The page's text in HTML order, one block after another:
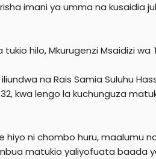
imani ya umma na kusaidia
tukio hilo, Mkurugenzi Msaidizi
na Rais Samia Suluhu
kwa lengo la kuchunguza
hiyo ni chombo huru, maalumu
matukio yaliyofuata baada